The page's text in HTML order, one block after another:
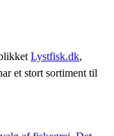
Lystfisk.dk,
et stort sortiment til